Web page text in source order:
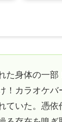
身体の一部
！カラオケ
ていた。憑